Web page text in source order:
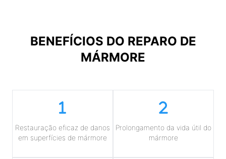
BENEFÍCIOS DO REPARO DE
MÁRMORE
Restauração eficaz de danos
em superfícies de mármore
Prolongamento da vida útil do
mármore